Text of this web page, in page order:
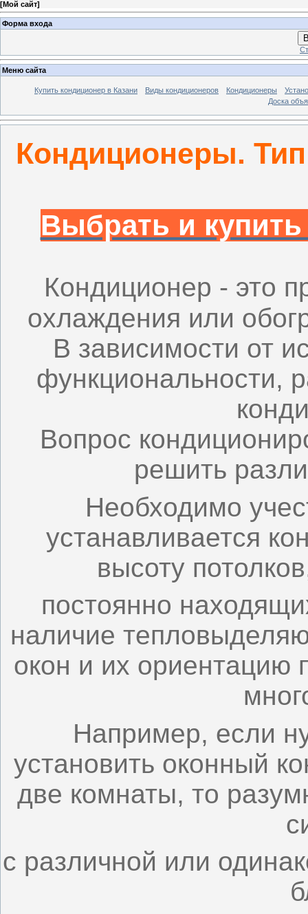
[Мой сайт]
Форма входа
Меню сайта
Купить кондиционер в Казани Виды кондиционеров Кондиционеры
Доска
Кондиционеры.
Выбрать и
Кондиционер - это
охлаждения или
В зависимости от
функциональности,
Вопрос
решить
Необходимо
устанавливается
высоту
постоянно
наличие
окон и их ориентацию
Например, если
установить оконный
две комнаты, то
с различной или